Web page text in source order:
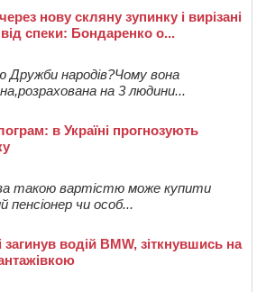
нову скляну зупинку і вирізані
спеки: Бондаренко о...
Дружби народів?Чому вона
на 3 людини...
в Україні прогнозують
за такою вартістю може купити
пенсіонер чи особ...
водій BMW, зіткнувшись на